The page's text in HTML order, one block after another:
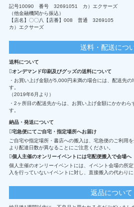
記号10090 番号 32691051 カ）エクサーズ
（他金融機関から振込）
【店名】〇〇八【店番】008 普通 3269105
カ）エクサーズ
送料・配送につ
送料について
オンデマンド印刷及びグッズの送料について
・お買い上げ金額が5,000円未満の場合には、配送先
す。
（2019年6月より）
・2ヶ所目の配送先からは、お買い上げ金額にかかわ
す。
納品・発送について
宅急便にてご自宅・指定場所へお届け
ご自宅や指定場所・書店への搬入は、宅急便のご利用
より配達日数が異なることにご注意ください。
個人主催のオンリーイベントには宅配便搬入で会場へ
個人主催のオンリーイベントには、イベント会場の所
入を行っていないイベントに対し、直接搬入の代わりに
返品について